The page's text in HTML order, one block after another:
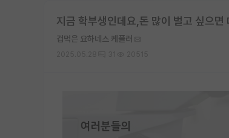
지금 학부생인데요,돈 많이 벌고 싶으면
겁먹은 요하네스 케플러